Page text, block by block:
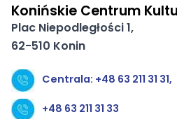
Konińskie Centrum
Plac Niepodległości 1,
62-510 Konin
Centrala: +48 63 211 31 31,
+48 63 211 31 33